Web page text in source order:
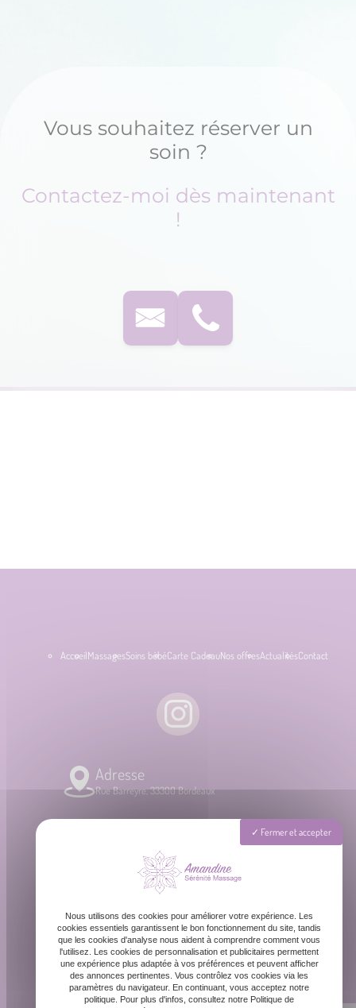
Vous souhaitez réserver un
soin ?
Contactez-moi dès maintenant
!
AccueilMassagesSoins bébéCarte CadeauNos offresActualitésContact
Adresse
Rue Barreyre, 33300 Bordeaux
contact@amandinemassage.fr
Horaires
Lundi - Dimanche : 8h - 20h
Fermer et accepter
Nous utilisons des cookies pour améliorer votre expérience. Les
cookies essentiels garantissent le bon fonctionnement du site, tandis
que les cookies d'analyse nous aident à comprendre comment vous
l'utilisez. Les cookies de personnalisation et publicitaires permettent
une expérience plus adaptée à vos préférences et peuvent afficher
des annonces pertinentes. Vous contrôlez vos cookies via les
paramètres du navigateur. En continuant, vous acceptez notre
politique. Pour plus d'infos, consultez notre Politique de